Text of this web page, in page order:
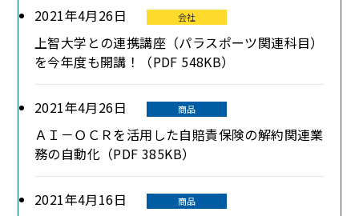
2021年4月26日 会社
上智大学との連携講座（パラスポーツ関連科目）
を今年度も開講！（PDF 548KB）
2021年4月26日 商品
ＡＩ－ＯＣＲを活用した自賠責保険の解約関連業
務の自動化（PDF 385KB）
2021年4月16日 商品